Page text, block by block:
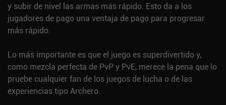
y subir de nivel las armas más rápido. Esto da a los
jugadores de pago una ventaja de pago para progresar
más rápido.
Lo más importante es que el juego es superdivertido y,
como mezcla perfecta de PvP y PvE, merece la pena que lo
pruebe cualquier fan de los juegos de lucha o de las
experiencias tipo Archero.